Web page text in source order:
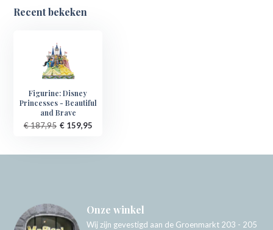
Recent bekeken
Figurine: Disney
Princesses - Beautiful
and Brave
€ 187,95 € 159,95
Onze winkel
Wij zijn gevestigd aan de Groenmarkt 203 - 205